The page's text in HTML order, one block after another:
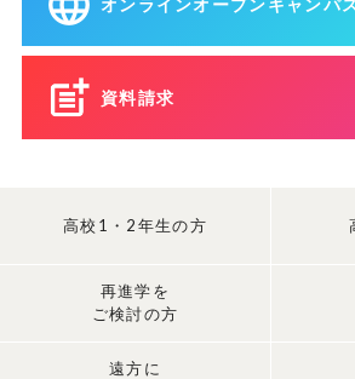
資料請求
高校1・2年生の方
再進学を
ご検討の方
遠方に